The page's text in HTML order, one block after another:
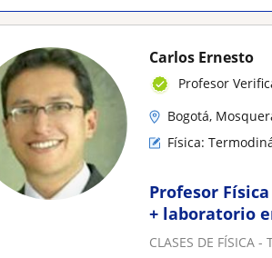
Carlos Ernesto
Profesor
Bogotá,
Física:
Profesor
+ laboratorio
CLASES DE